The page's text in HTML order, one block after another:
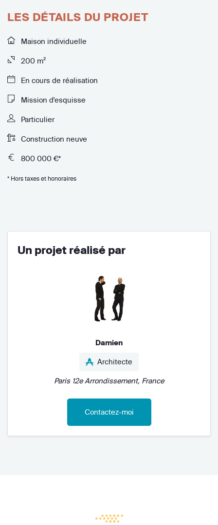
LES DÉTAILS DU PROJET
Maison individuelle
200 m²
En cours de réalisation
Mission d'esquisse
Particulier
Construction neuve
800 000 €*
* Hors taxes et honoraires
Un projet réalisé par
Damien
Architecte
Paris 12e Arrondissement, France
Contactez-moi